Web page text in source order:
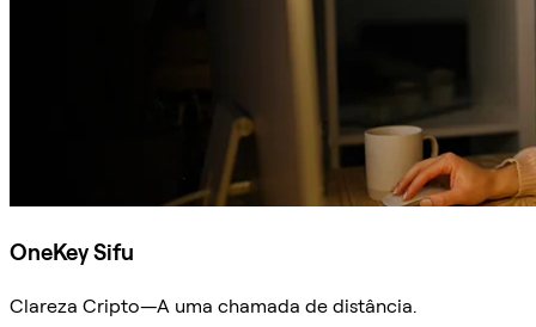
OneKey Sifu
Clareza Cripto—A uma chamada de distância.